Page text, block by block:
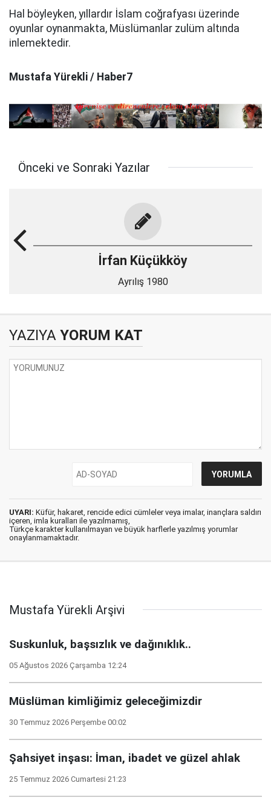
Hal böyleyken, yıllardır İslam coğrafyası üzerinde
oyunlar oynanmakta, Müslümanlar zulüm altında
inlemektedir.
Mustafa Yürekli / Haber7
Önceki ve Sonraki Yazılar
İrfan Küçükköy
Ayrılış 1980
YAZIYA YORUM KAT
UYARI: Küfür, hakaret, rencide edici cümleler veya imalar, inançlara saldırı
içeren, imla kuralları ile yazılmamış,
Türkçe karakter kullanılmayan ve büyük harflerle yazılmış yorumlar
onaylanmamaktadır.
Mustafa Yürekli Arşivi
Suskunluk, başsızlık ve dağınıklık..
05 Ağustos 2026 Çarşamba 12:24
Müslüman kimliğimiz geleceğimizdir
30 Temmuz 2026 Perşembe 00:02
Şahsiyet inşası: İman, ibadet ve güzel ahlak
25 Temmuz 2026 Cumartesi 21:23